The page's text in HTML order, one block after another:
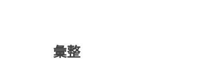
彙整